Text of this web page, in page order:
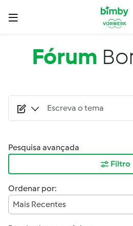
Passar para o conteúdo principal
Fórum
Pesquisa avançada
Filtro
Ordenar por:
Mais Recentes